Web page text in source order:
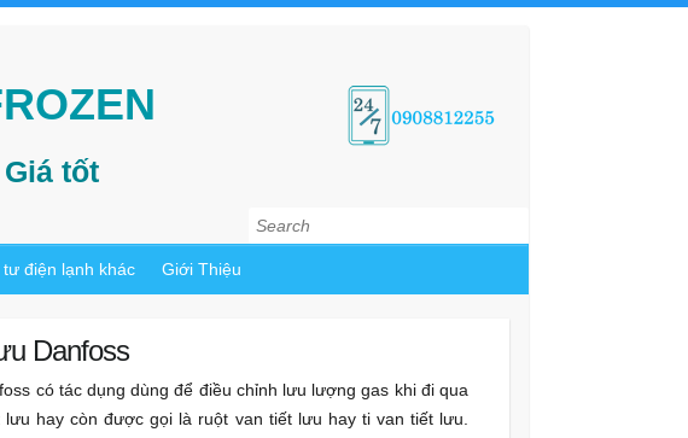
tốt
Search
tư điện lạnh khác Giới Thiệu
Danfoss
có tác dụng dùng để điều chỉnh lưu lượng gas khi đi qua
hay còn được gọi là ruột van tiết lưu hay ti van tiết lưu.